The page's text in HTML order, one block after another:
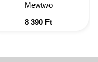
Mewtwo
8 390 Ft